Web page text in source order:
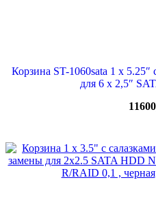
Корзина ST-1060sata 1 x 5.25″
для 6 х 2,5″